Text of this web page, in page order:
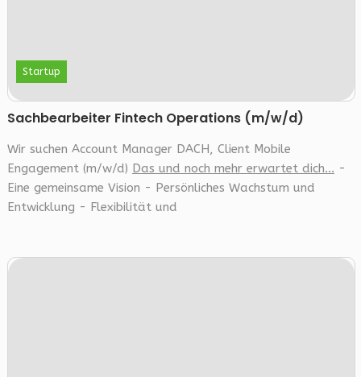
Startup
Sachbearbeiter Fintech Operations (m/w/d)
Wir suchen Account Manager DACH, Client Mobile
Engagement (m/w/d) Das und noch mehr erwartet dich... -
Eine gemeinsame Vision - Persönliches Wachstum und
Entwicklung - Flexibilität und